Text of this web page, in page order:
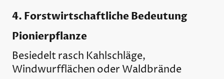
4. Forstwirtschaftliche Bedeutung
Pionierpflanze
Besiedelt rasch Kahlschläge,
Windwurfflächen oder Waldbrände